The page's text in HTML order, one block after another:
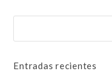
Entradas recientes